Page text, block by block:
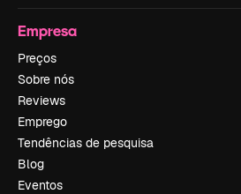
Empresa
Preços
Sobre nós
Reviews
Emprego
Tendências de pesquisa
Blog
Eventos